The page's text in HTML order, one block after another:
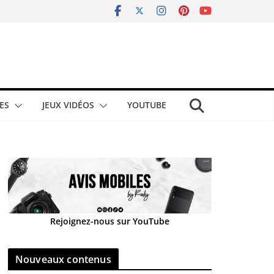
JEUX VIDÉOS YOUTUBE
Rejoignez-nous sur YouTube
Nouveaux contenus